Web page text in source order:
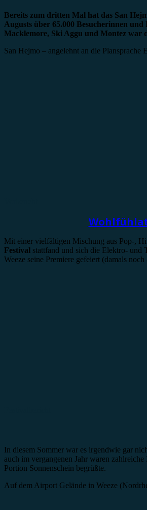
Bereits zum dritten Mal hat das San
Augusts über 65.000 Besucherinnen
Macklemore, Ski Aggu und Montez war
San Hejmo – angelehnt an die Plansprache
Mit einer vielfältigen Mischung aus Pop-,
Festival stattfand und sich die Elektro- und
Weeze seine Premiere gefeiert (damals
In diesem Sommer war es irgendwie gar
auch im vergangenen Jahr waren
Portion Sonnenschein begrüßte.
Auf dem Airport Gelände in Weeze